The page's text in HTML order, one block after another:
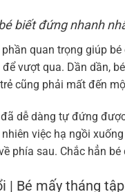
biết đứng nhanh
quan trọng giúp
vượt qua. Dần dần,
cũng phải mất đến
dễ dàng tự đứng
việc hạ ngồi
phía sau. Chắc hẳn
| Bé mấy tháng